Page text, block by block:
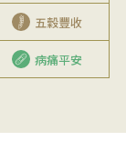
五穀豐收
病痛平安